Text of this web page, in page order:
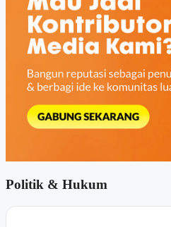
Politik & Hukum